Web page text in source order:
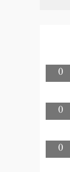
0
0
0